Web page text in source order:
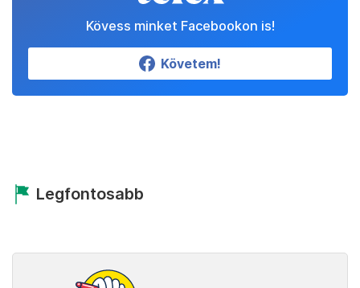
Kövess minket Facebookon is!
Követem!
Legfontosabb